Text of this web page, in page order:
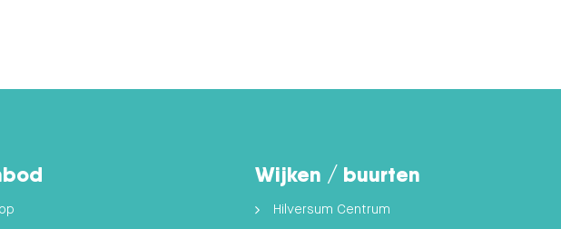
Wijken / buurten
Hilversum Centrum